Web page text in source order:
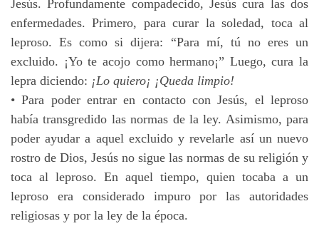
Jesús. Profundamente compadecido, Jesús cura las dos
enfermedades. Primero, para curar la soledad, toca al
leproso. Es como si dijera: “Para mí, tú no eres un
excluido. ¡Yo te acojo como hermano¡” Luego, cura la
lepra diciendo: ¡Lo quiero¡ ¡Queda limpio!
• Para poder entrar en contacto con Jesús, el leproso
había transgredido las normas de la ley. Asimismo, para
poder ayudar a aquel excluido y revelarle así un nuevo
rostro de Dios, Jesús no sigue las normas de su religión y
toca al leproso. En aquel tiempo, quien tocaba a un
leproso era considerado impuro por las autoridades
religiosas y por la ley de la época.